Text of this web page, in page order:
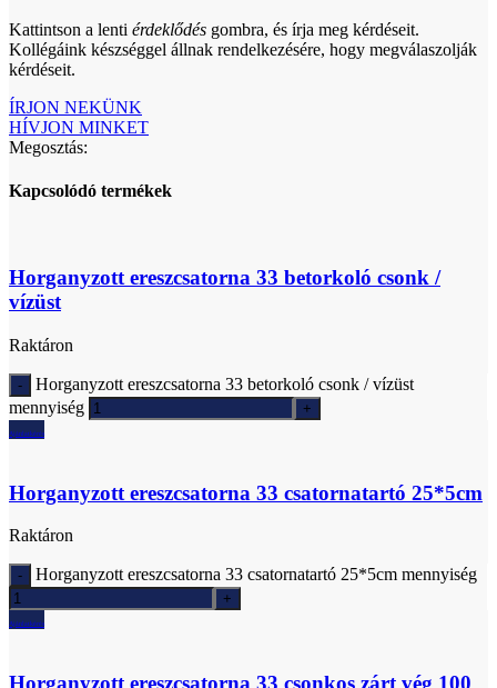
Kattintson a lenti érdeklődés gombra, és írja meg kérdéseit.
Kollégáink készséggel állnak rendelkezésére, hogy megválaszolják
kérdéseit.
ÍRJON NEKÜNK
HÍVJON MINKET
Megosztás:
Kapcsolódó termékek
Horganyzott ereszcsatorna 33 betorkoló csonk /
vízüst
Raktáron
Horganyzott ereszcsatorna 33 betorkoló csonk / vízüst
mennyiség
Ajánlatkérés
Horganyzott ereszcsatorna 33 csatornatartó 25*5cm
Raktáron
Horganyzott ereszcsatorna 33 csatornatartó 25*5cm mennyiség
Ajánlatkérés
Horganyzott ereszcsatorna 33 csonkos zárt vég 100